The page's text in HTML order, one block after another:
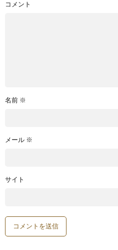
コメント
名前 ※
メール ※
サイト